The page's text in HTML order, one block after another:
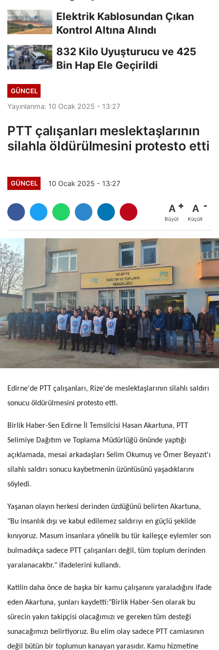
Elektrik Kablosundan Çıkan
Kontrol Altına Alındı
832 Kilo Uyuşturucu ve 425
Bin Hap Ele Geçirildi
GÜNCEL
Yayınlanma: 10 Ocak 2025 - 13:27
PTT çalışanları meslektaşlarının
silahla öldürülmesini protesto etti
GÜNCEL 10 Ocak 2025 - 13:27
A
Büyüt
A
Küçült
Edirne'de PTT çalışanları, Rize'de meslektaşlarının silahlı saldırı
sonucu öldürülmesini protesto etti.
Birlik Haber-Sen Edirne İl Temsilcisi Hasan Akartuna, PTT
Selimiye Dağıtım ve Toplama Müdürlüğü önünde yaptığı
açıklamada, mesai arkadaşları Selim Okumuş ve Ömer Beyazıt'ı
silahlı saldırı sonucu kaybetmenin üzüntüsünü yaşadıklarını
söyledi.
Yaşanan olayın herkesi derinden üzdüğünü belirten Akartuna,
"Bu insanlık dışı ve kabul edilemez saldırıyı en güçlü şekilde
kınıyoruz. Masum insanlara yönelik bu tür kalleşçe eylemler son
bulmadıkça sadece PTT çalışanları değil, tüm toplum derinden
yaralanacaktır." ifadelerini kullandı.
Katilin daha önce de başka bir kamu çalışanını yaraladığını ifade
eden Akartuna, şunları kaydetti:"Birlik Haber-Sen olarak bu
sürecin yakın takipçisi olacağımızı ve gereken tüm desteği
sunacağımızı belirtiyoruz. Bu elim olay sadece PTT camiasının
değil bütün bir toplumun kanayan yarasıdır. Kamu hizmetine